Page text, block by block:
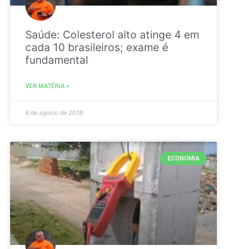
Saúde: Colesterol alto atinge 4 em
cada 10 brasileiros; exame é
fundamental
VER MATÉRIA »
8 de agosto de 2026
ECONOMIA